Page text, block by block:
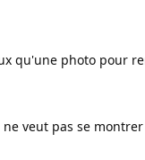
qu'une photo pour
veut pas se montrer